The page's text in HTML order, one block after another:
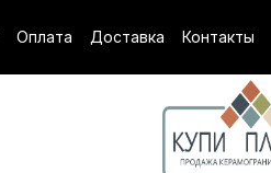
Оплата Доставка Контакты